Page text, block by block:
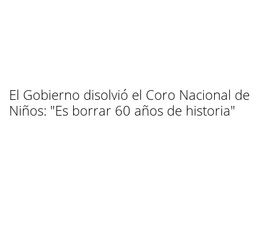
El Gobierno disolvió el Coro Nacional de
Niños: "Es borrar 60 años de historia"